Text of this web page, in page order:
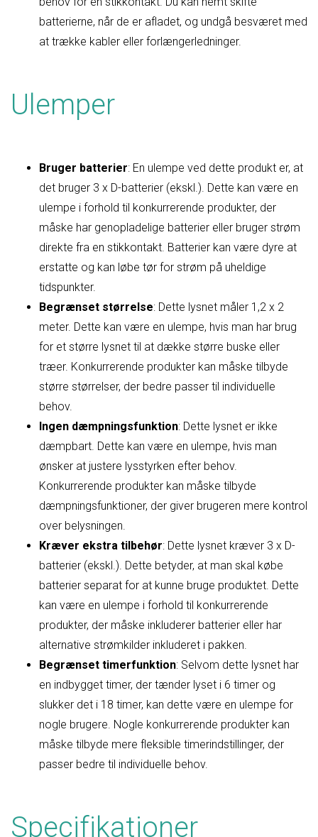
batterierne, når de er afladet, og undgå besværet med
at trække kabler eller forlængerledninger.
Ulemper
Bruger batterier: En ulempe ved dette produkt er, at
det bruger 3 x D-batterier (ekskl.). Dette kan være en
ulempe i forhold til konkurrerende produkter, der
måske har genopladelige batterier eller bruger strøm
direkte fra en stikkontakt. Batterier kan være dyre at
erstatte og kan løbe tør for strøm på uheldige
tidspunkter.
Begrænset størrelse: Dette lysnet måler 1,2 x 2
meter. Dette kan være en ulempe, hvis man har brug
for et større lysnet til at dække større buske eller
træer. Konkurrerende produkter kan måske tilbyde
større størrelser, der bedre passer til individuelle
behov.
Ingen dæmpningsfunktion: Dette lysnet er ikke
dæmpbart. Dette kan være en ulempe, hvis man
ønsker at justere lysstyrken efter behov.
Konkurrerende produkter kan måske tilbyde
dæmpningsfunktioner, der giver brugeren mere kontrol
over belysningen.
Kræver ekstra tilbehør: Dette lysnet kræver 3 x D-
batterier (ekskl.). Dette betyder, at man skal købe
batterier separat for at kunne bruge produktet. Dette
kan være en ulempe i forhold til konkurrerende
produkter, der måske inkluderer batterier eller har
alternative strømkilder inkluderet i pakken.
Begrænset timerfunktion: Selvom dette lysnet har
en indbygget timer, der tænder lyset i 6 timer og
slukker det i 18 timer, kan dette være en ulempe for
nogle brugere. Nogle konkurrerende produkter kan
måske tilbyde mere fleksible timerindstillinger, der
passer bedre til individuelle behov.
Specifikationer